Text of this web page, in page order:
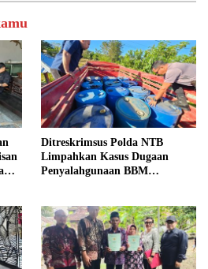
Ditreskrimsus Polda NTB
Limpahkan Kasus Dugaan
Penyalahgunaan BBM